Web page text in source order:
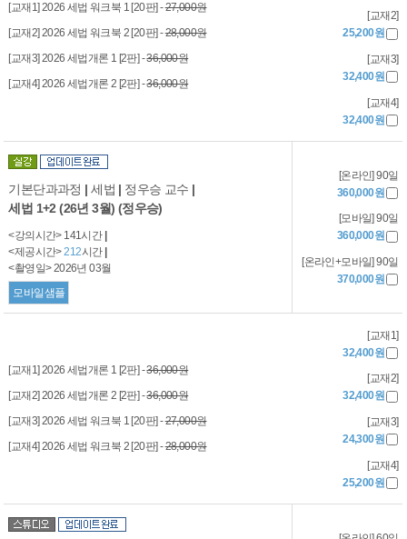
[교재1] 2026 세법 워크북 1 [20판] -27,000원
[교재2] 2026 세법 워크북 2 [20판] -28,000원
[교재3] 2026 세법개론 1 [2판] -36,000원
[교재4] 2026 세법개론 2 [2판] -36,000원
[교재2]
25,200원
[교재3]
32,400원
[교재4]
32,400원
기본단과과정 | 세법 | 정우승 교수 |
세법 1+2 (26년 3월) (정우승)
<강의시간> 141시간
<제공시간>212시간
<촬영일> 2026년 03월
모바일샘플
[온라인] 90일
360,000원
[모바일] 90일
360,000원
[온라인+모바일] 90일
370,000원
[교재1] 2026 세법개론 1 [2판] -36,000원
[교재2] 2026 세법개론 2 [2판] -36,000원
[교재3] 2026 세법 워크북 1 [20판] -27,000원
[교재4] 2026 세법 워크북 2 [20판] -28,000원
[교재1]
32,400원
[교재2]
32,400원
[교재3]
24,300원
[교재4]
25,200원